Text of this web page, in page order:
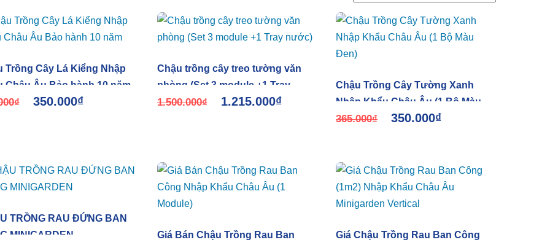
Trồng Cây Lá Kiểng Nhập
Châu Âu Bảo hành 10 năm
₫ 350.000₫
Chậu trồng cây treo tường văn
phòng (Set 3 module +1 Tray
nước)
1.500.000₫ 1.215.000₫
Chậu Trồng Cây Tường Xanh
Nhập Khẩu Châu Âu (1 Bộ Màu
Đen)
365.000₫ 350.000₫
TRỒNG RAU ĐỨNG BAN
MINIGARDEN
Giá Bán Chậu Trồng Rau Ban
Giá Chậu Trồng Rau Ban Công